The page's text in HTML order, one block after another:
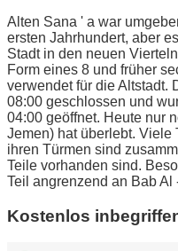
Alten Sana ' a war
ersten Jahrhundert, aber
Stadt in den neuen
Form eines 8 und früher
verwendet für die Altstadt.
08:00 geschlossen und
04:00 geöffnet. Heute nur
Jemen) hat überlebt. Viele
ihren Türmen sind
Teile vorhanden sind.
Teil angrenzend an Bab Al
Kostenlos